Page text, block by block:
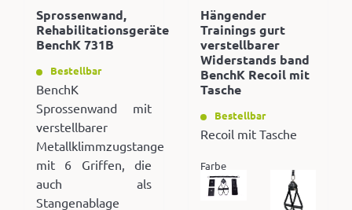
Sprossenwand,
Rehabilitationsgeräte
BenchK 731B
Bestellbar
BenchK
Sprossenwand mit
verstellbarer
Metallklimmzugstange
mit 6 Griffen, die
auch als
Stangenablage
Hängender
Trainings gurt
verstellbarer
Widerstands band
BenchK Recoil mit
Tasche
Bestellbar
Recoil mit Tasche
Farbe